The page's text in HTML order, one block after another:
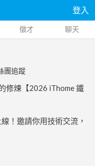
登入
徵才 聊天
團追蹤
修煉【2026 iThome 鐵
！邀請你用技術交流，